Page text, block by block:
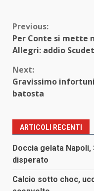
Continue
Reading
Previous:
Per Conte si mette
Allegri: addio
Next:
Gravissimo
batosta
ARTICOLI RECENTI
Doccia gelata
disperato
Calcio sotto choc,